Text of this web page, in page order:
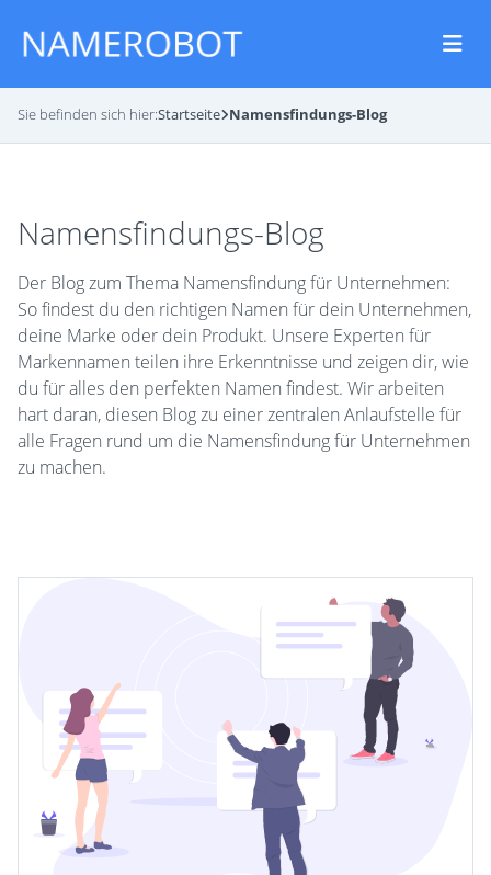
Sie befinden sich hier:Startseite Namensfindungs-Blog
Namensfindungs-Blog
Der Blog zum Thema Namensfindung für Unternehmen:
So findest du den richtigen Namen für dein Unternehmen,
deine Marke oder dein Produkt. Unsere Experten für
Markennamen teilen ihre Erkenntnisse und zeigen dir, wie
du für alles den perfekten Namen findest. Wir arbeiten
hart daran, diesen Blog zu einer zentralen Anlaufstelle für
alle Fragen rund um die Namensfindung für Unternehmen
zu machen.